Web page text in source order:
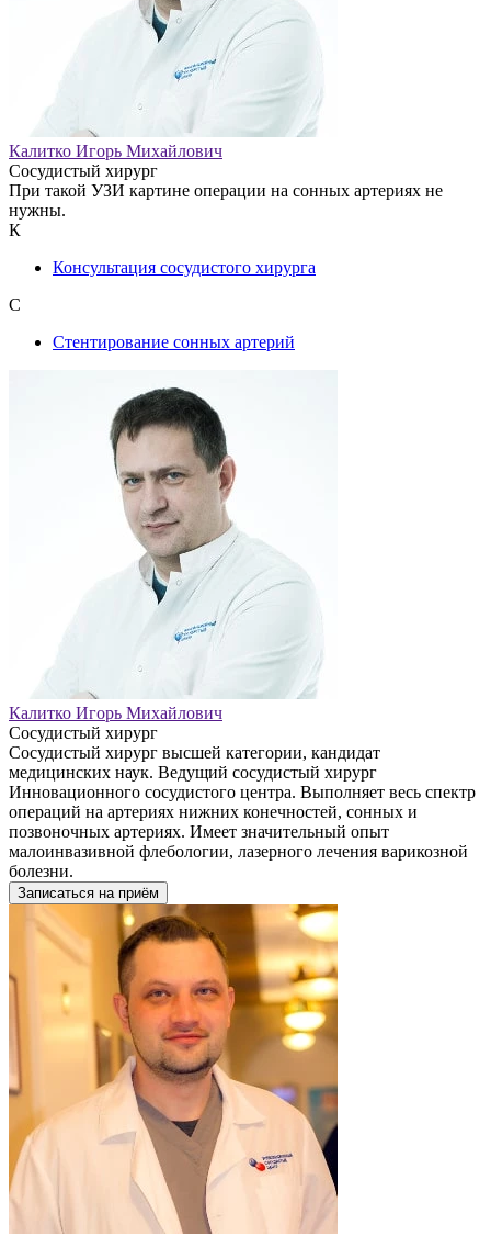
Калитко Игорь Михайлович
Сосудистый хирург
При такой УЗИ картине операции на сонных артериях не
нужны.
К
Консультация сосудистого хирурга
С
Стентирование сонных артерий
Калитко Игорь Михайлович
Сосудистый хирург
Сосудистый хирург высшей категории, кандидат
медицинских наук. Ведущий сосудистый хирург
Инновационного сосудистого центра. Выполняет весь спектр
операций на артериях нижних конечностей, сонных и
позвоночных артериях. Имеет значительный опыт
малоинвазивной флебологии, лазерного лечения варикозной
болезни.
Записаться на приём